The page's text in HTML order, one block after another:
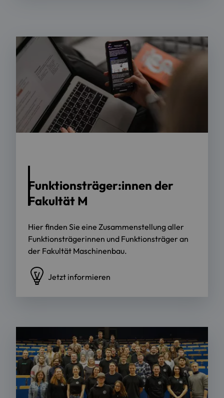
Funktionsträger:innen der
Fakultät M
Hier finden Sie eine Zusammenstellung aller
Funktionsträgerinnen und Funktionsträger an
der Fakultät Maschinenbau.
Jetzt informieren